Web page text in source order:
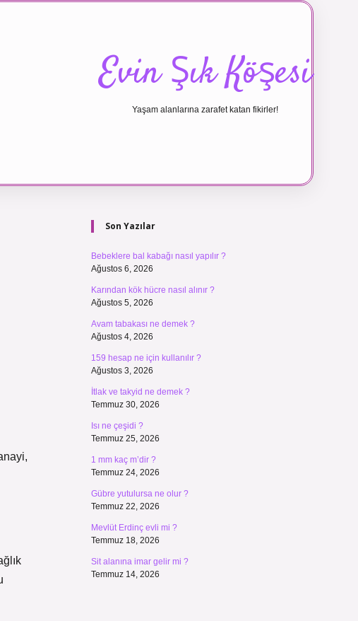
Evin Şık Köşesi
Yaşam alanlarına zarafet katan fikirler!
Sidebar
Son Yazılar
Bebeklere bal kabağı nasıl yapılır ?
Ağustos 6, 2026
Karından kök hücre nasıl alınır ?
Ağustos 5, 2026
Avam tabakası ne demek ?
Ağustos 4, 2026
159 hesap ne için kullanılır ?
Ağustos 3, 2026
İtlak ve takyid ne demek ?
Temmuz 30, 2026
Isı ne çeşidi ?
Temmuz 25, 2026
1 mm kaç m’dir ?
Temmuz 24, 2026
Gübre yutulursa ne olur ?
Temmuz 22, 2026
Mevlüt Erdinç evli mi ?
Temmuz 18, 2026
Sit alanına imar gelir mi ?
Temmuz 14, 2026